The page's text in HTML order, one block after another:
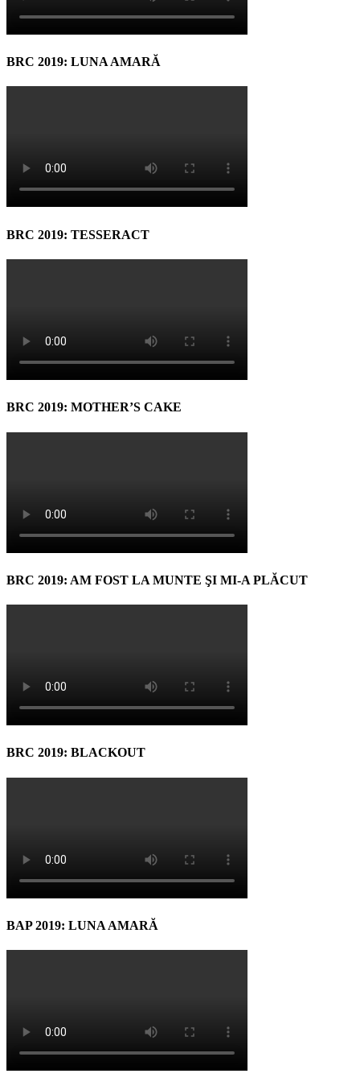
BRC 2019: LUNA AMARĂ
BRC 2019: TESSERACT
BRC 2019: MOTHER’S CAKE
BRC 2019: AM FOST LA MUNTE ŞI MI-A PLĂCUT
BRC 2019: BLACKOUT
BAP 2019: LUNA AMARĂ